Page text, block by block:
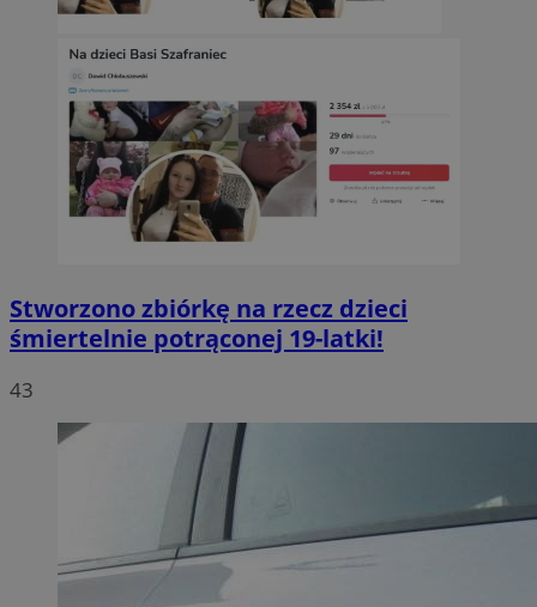
Stworzono zbiórkę na rzecz dzieci
śmiertelnie potrąconej 19-latki!
43